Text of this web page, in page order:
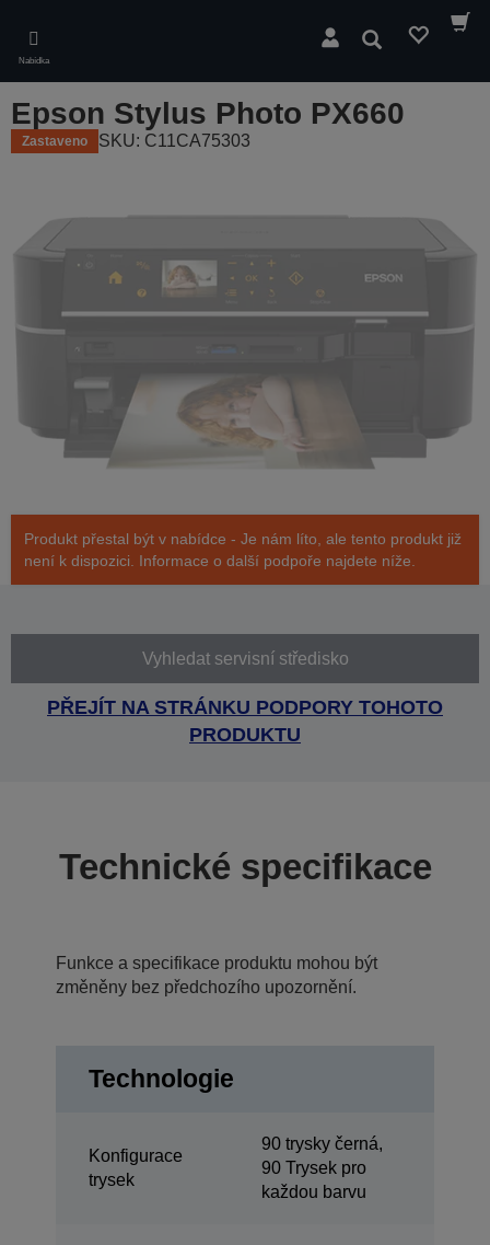
main
content
Nabídka
Hledat
Epson Stylus Photo PX660
Zastaveno SKU: C11CA75303
Produkt přestal být v nabídce - Je nám líto, ale tento produkt již
není k dispozici. Informace o další podpoře najdete níže.
Vyhledat servisní středisko
PŘEJÍT NA STRÁNKU PODPORY TOHOTO
PRODUKTU
Technické specifikace
Funkce a specifikace produktu mohou být
změněny bez předchozího upozornění.
Technologie
Konfigurace
trysek
90 trysky černá,
90 Trysek pro
každou barvu